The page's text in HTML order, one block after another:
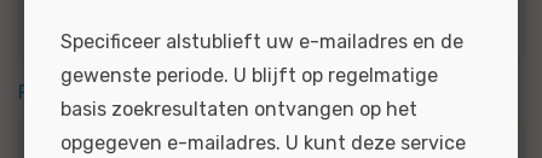
RSS feed
Specificeer alstublieft uw e-mailadres en de
gewenste periode. U blijft op regelmatige
basis zoekresultaten ontvangen op het
opgegeven e-mailadres. U kunt deze service